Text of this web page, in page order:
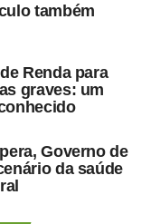
também
Renda para
graves: um
Governo de
da saúde